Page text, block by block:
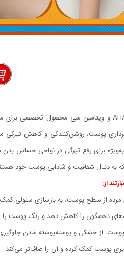
به دنبال شفافیت و شادابی پوست خود
ناهمگون را کاهش دهد و رنگ پوست را
پوست کمک کرده و آن را صاف‌تر می‌کند.